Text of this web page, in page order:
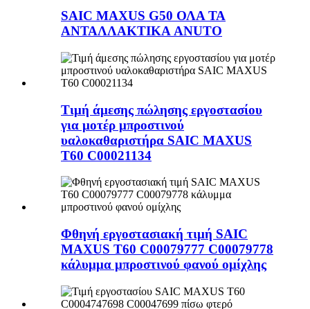
SAIC MAXUS G50 ΟΛΑ ΤΑ
ΑΝΤΑΛΛΑΚΤΙΚΑ ANUTO
Τιμή άμεσης πώλησης εργοστασίου
για μοτέρ μπροστινού
υαλοκαθαριστήρα SAIC MAXUS
T60 C00021134
Φθηνή εργοστασιακή τιμή SAIC
MAXUS T60 C00079777 C00079778
κάλυμμα μπροστινού φανού ομίχλης